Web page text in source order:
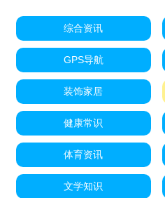
综合资讯
GPS导航
装饰家居
健康常识
体育资讯
文学知识